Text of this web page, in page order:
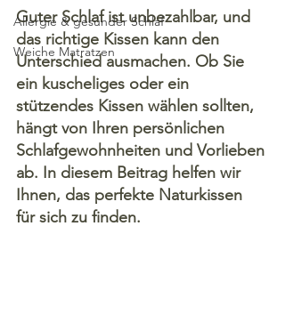
Allergie & gesunder Schlaf
Weiche Matratzen
Guter Schlaf ist unbezahlbar, und
das richtige Kissen kann den
Unterschied ausmachen. Ob Sie
ein kuscheliges oder ein
stützendes Kissen wählen sollten,
hängt von Ihren persönlichen
Schlafgewohnheiten und Vorlieben
ab. In diesem Beitrag helfen wir
Ihnen, das perfekte Naturkissen
für sich zu finden.